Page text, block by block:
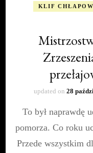
KLIF
updated on 28
To był naprawdę
pomorza. Co roku
Przede wszystkim